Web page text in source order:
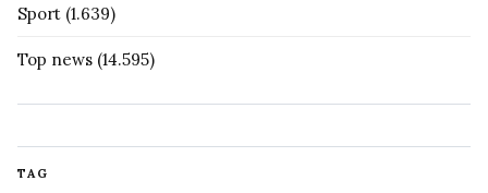
Sport (1.639)
Top news (14.595)
TAG